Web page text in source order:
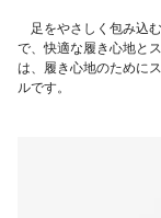
足をやさしく包み込
で、快適な履き心地と
は、履き心地のために
ルです。